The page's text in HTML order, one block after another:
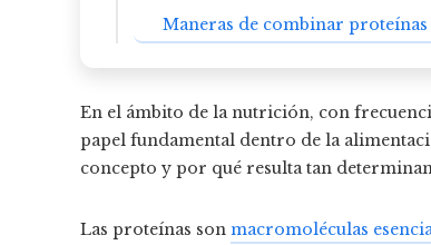
Maneras de combinar
En el ámbito de la nutrición, con
papel fundamental dentro de la
concepto y por qué resulta tan
Las proteínas son macromoléculas